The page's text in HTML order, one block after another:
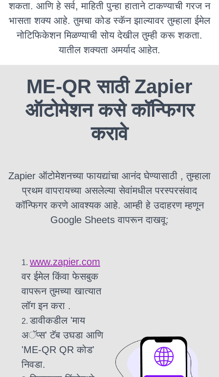
शकता. आणि हे सर्व, माहिती पुन्हा हाताने टाकण्याची गरज न
भासता शक्य आहे. तुमचा कोड स्कॅन झाल्यावर तुम्हाला ईमेल
नोटिफिकेशन मिळण्याची सोय देखील तुम्ही करू शकता.
यातील शक्यता अमर्याद आहेत.
ME-QR साठी Zapier
ऑटोमेशन कसे कॉन्फिगर
करावे
Zapier ऑटोमेशनच्या फायद्यांचा आनंद घेण्यासाठी , तुम्हाला
प्रथम वापरायच्या असलेल्या सेवांमधील परस्परसंवाद
कॉन्फिगर करणे आवश्यक आहे. आम्ही हे उदाहरण म्हणून
Google Sheets वापरून दाखवू:
www.zapier.com
वर ईमेल किंवा फेसबुक
वापरूनतुमच्या खात्यात
लॉग इन करा .
डावीकडील 'माय
अॅप्स' टॅब उघडा आणि
'ME-QR QR कोड'
निवडा.